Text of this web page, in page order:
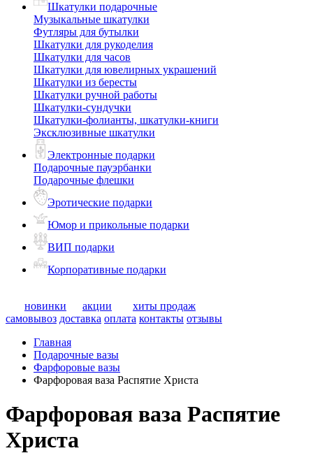
Шкатулки подарочные
Музыкальные шкатулки
Футляры для бутылки
Шкатулки для рукоделия
Шкатулки для часов
Шкатулки для ювелирных украшений
Шкатулки из бересты
Шкатулки ручной работы
Шкатулки-сундучки
Шкатулки-фолианты, шкатулки-книги
Эксклюзивные шкатулки
Электронные подарки
Подарочные пауэрбанки
Подарочные флешки
Эротические подарки
Юмор и прикольные подарки
ВИП подарки
Корпоративные подарки
новинки акции
хиты продаж
самовывоз доставка оплата контакты отзывы
Главная
Подарочные вазы
Фарфоровые вазы
Фарфоровая ваза Распятие Христа
Фарфоровая ваза Распятие
Христа